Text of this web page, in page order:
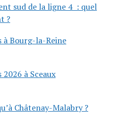
sud de la ligne 4 : quel
?
à Bourg-la-Reine
à Sceaux
Châtenay-Malabry ?